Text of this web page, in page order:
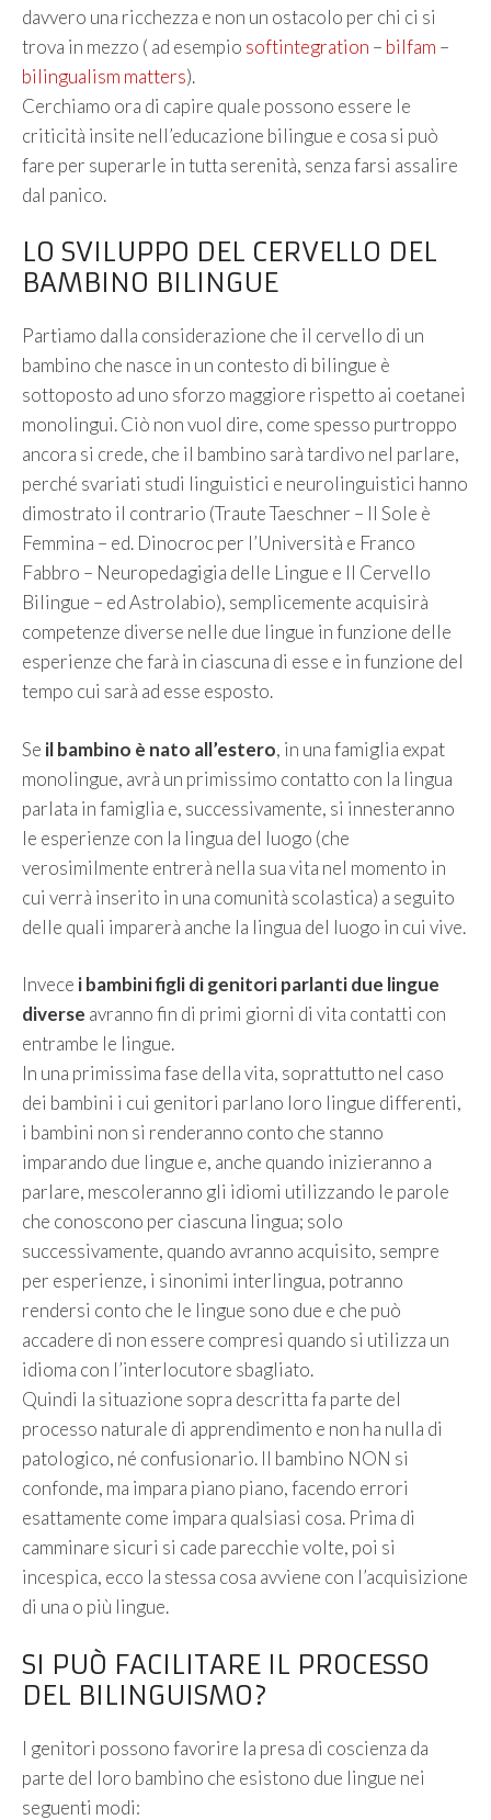
davvero una ricchezza e non un ostacolo per chi ci si
trova in mezzo ( ad esempio softintegration – bilfam –
bilingualism matters).
Cerchiamo ora di capire quale possono essere le
criticità insite nell’educazione bilingue e cosa si può
fare per superarle in tutta serenità, senza farsi assalire
dal panico.
LO SVILUPPO DEL CERVELLO DEL
BAMBINO BILINGUE
Partiamo dalla considerazione che il cervello di un
bambino che nasce in un contesto di bilingue è
sottoposto ad uno sforzo maggiore rispetto ai coetanei
monolingui. Ciò non vuol dire, come spesso purtroppo
ancora si crede, che il bambino sarà tardivo nel parlare,
perché svariati studi linguistici e neurolinguistici hanno
dimostrato il contrario (Traute Taeschner – Il Sole è
Femmina – ed. Dinocroc per l’Università e Franco
Fabbro – Neuropedagigia delle Lingue e Il Cervello
Bilingue – ed Astrolabio), semplicemente acquisirà
competenze diverse nelle due lingue in funzione delle
esperienze che farà in ciascuna di esse e in funzione del
tempo cui sarà ad esse esposto.
Se il bambino è nato all’estero, in una famiglia expat
monolingue, avrà un primissimo contatto con la lingua
parlata in famiglia e, successivamente, si innesteranno
le esperienze con la lingua del luogo (che
verosimilmente entrerà nella sua vita nel momento in
cui verrà inserito in una comunità scolastica) a seguito
delle quali imparerà anche la lingua del luogo in cui vive.
Invece i bambini figli di genitori parlanti due lingue
diverse avranno fin di primi giorni di vita contatti con
entrambe le lingue.
In una primissima fase della vita, soprattutto nel caso
dei bambini i cui genitori parlano loro lingue differenti,
i bambini non si renderanno conto che stanno
imparando due lingue e, anche quando inizieranno a
parlare, mescoleranno gli idiomi utilizzando le parole
che conoscono per ciascuna lingua; solo
successivamente, quando avranno acquisito, sempre
per esperienze, i sinonimi interlingua, potranno
rendersi conto che le lingue sono due e che può
accadere di non essere compresi quando si utilizza un
idioma con l’interlocutore sbagliato.
Quindi la situazione sopra descritta fa parte del
processo naturale di apprendimento e non ha nulla di
patologico, né confusionario. Il bambino NON si
confonde, ma impara piano piano, facendo errori
esattamente come impara qualsiasi cosa. Prima di
camminare sicuri si cade parecchie volte, poi si
incespica, ecco la stessa cosa avviene con l’acquisizione
di una o più lingue.
SI PUÒ FACILITARE IL PROCESSO
DEL BILINGUISMO?
I genitori possono favorire la presa di coscienza da
parte del loro bambino che esistono due lingue nei
seguenti modi: